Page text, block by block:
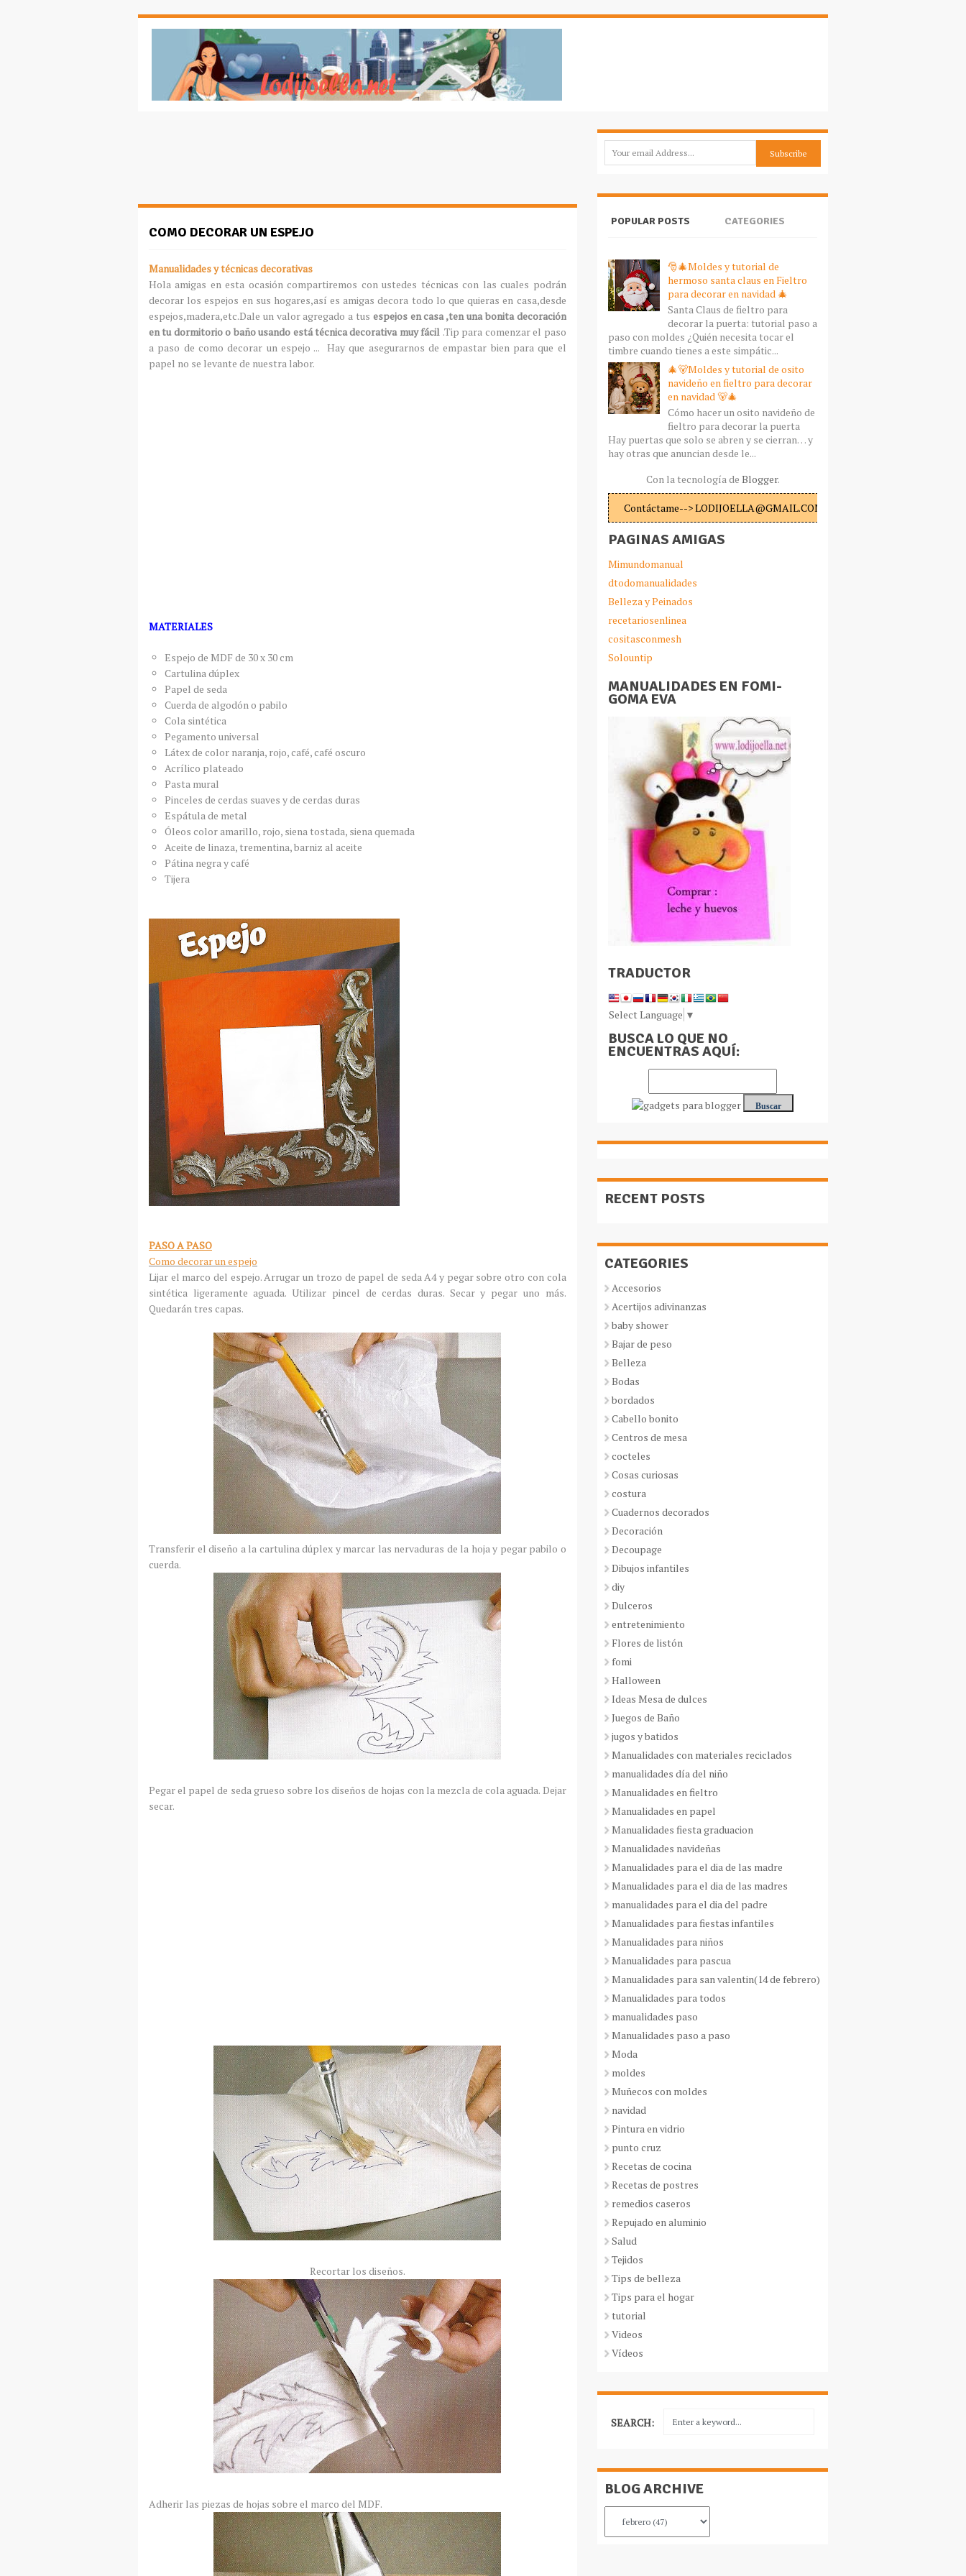
COMO DECORAR UN ESPEJO
Manualidades y técnicas decorativas
Hola amigas en esta ocasión compartiremos con ustedes técnicas con las cuales podrán
decorar los espejos en sus hogares,así es amigas decora todo lo que quieras en casa,desde
espejos,madera,etc.Dale un valor agregado a tus espejos en casa ,ten una bonita decoración
en tu dormitorio o baño usando está técnica decorativa muy fácil .Tip para comenzar el paso
a paso de como decorar un espejo ... Hay que asegurarnos de empastar bien para que el
papel no se levante de nuestra labor.
MATERIALES
Espejo de MDF de 30 x 30 cm
Cartulina dúplex
Papel de seda
Cuerda de algodón o pabilo
Cola sintética
Pegamento universal
Látex de color naranja, rojo, café, café oscuro
Acrílico plateado
Pasta mural
Pinceles de cerdas suaves y de cerdas duras
Espátula de metal
Óleos color amarillo, rojo, siena tostada, siena quemada
Aceite de linaza, trementina, barniz al aceite
Pátina negra y café
Tijera
PASO A PASO
Como decorar un espejo
Lijar el marco del espejo. Arrugar un trozo de papel de seda A4 y pegar sobre otro con cola
sintética ligeramente aguada. Utilizar pincel de cerdas duras. Secar y pegar uno más.
Quedarán tres capas.
Transferir el diseño a la cartulina dúplex y marcar las nervaduras de la hoja y pegar pabilo o
cuerda.
Pegar el papel de seda grueso sobre los diseños de hojas con la mezcla de cola aguada. Dejar
secar.
Recortar los diseños.
Adherir las piezas de hojas sobre el marco del MDF.
POPULAR POSTS CATEGORIES
🎅🎄Moldes y tutorial de
hermoso santa claus en Fieltro
para decorar en navidad 🎄
Santa Claus de fieltro para
decorar la puerta: tutorial paso a
paso con moldes ¿Quién necesita tocar el
timbre cuando tienes a este simpátic...
🎄🐻Moldes y tutorial de osito
navideño en fieltro para decorar
en navidad 🐻🎄
Cómo hacer un osito navideño de
fieltro para decorar la puerta
Hay puertas que solo se abren y se cierran… y
hay otras que anuncian desde le...
Con la tecnología de Blogger.
Contáctame--> LODIJOELLA@GMAIL.COM
PAGINAS AMIGAS
Mimundomanual
dtodomanualidades
Belleza y Peinados
recetariosenlinea
cositasconmesh
Solountip
MANUALIDADES EN FOMI-
GOMA EVA
TRADUCTOR
Select Language ▼
BUSCA LO QUE NO
ENCUENTRAS AQUÍ:
RECENT POSTS
CATEGORIES
Accesorios
Acertijos adivinanzas
baby shower
Bajar de peso
Belleza
Bodas
bordados
Cabello bonito
Centros de mesa
cocteles
Cosas curiosas
costura
Cuadernos decorados
Decoración
Decoupage
Dibujos infantiles
diy
Dulceros
entretenimiento
Flores de listón
fomi
Halloween
Ideas Mesa de dulces
Juegos de Baño
jugos y batidos
Manualidades con materiales reciclados
manualidades día del niño
Manualidades en fieltro
Manualidades en papel
Manualidades fiesta graduacion
Manualidades navideñas
Manualidades para el dia de las madre
Manualidades para el dia de las madres
manualidades para el dia del padre
Manualidades para fiestas infantiles
Manualidades para niños
Manualidades para pascua
Manualidades para san valentin(14 de febrero)
Manualidades para todos
manualidades paso
Manualidades paso a paso
Moda
moldes
Muñecos con moldes
navidad
Pintura en vidrio
punto cruz
Recetas de cocina
Recetas de postres
remedios caseros
Repujado en aluminio
Salud
Tejidos
Tips de belleza
Tips para el hogar
tutorial
Videos
Vídeos
SEARCH:
BLOG ARCHIVE